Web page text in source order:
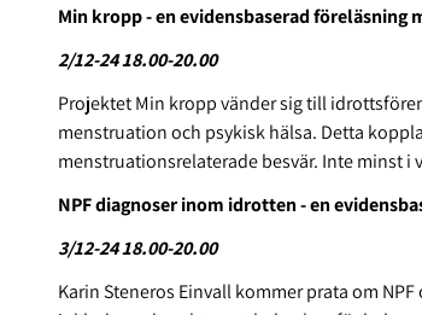
Min kropp - en evidensbaserad föreläsning
2/12-24 18.00-20.00
Projektet Min kropp vänder sig till
menstruation och psykisk hälsa. Detta
menstruationsrelaterade besvär. Inte minst i
NPF diagnoser inom idrotten - en
3/12-24 18.00-20.00
Karin Steneros Einvall kommer prata om